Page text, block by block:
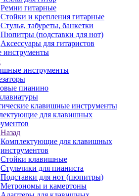
Ремни гитарные
Стойки и крепления гитарные
Стулья, табуреты, банкетки
Пюпитры (подставки для нот)
Аксессуары для гитаристов
инструменты
пианино
клавишные инструменты
для клавишных
Назад
Комплектующие для клавишных
инструментов
Стойки клавишные
Стульчики для пианиста
Подставки для нот (пюпитры)
Метрономы и камертоны